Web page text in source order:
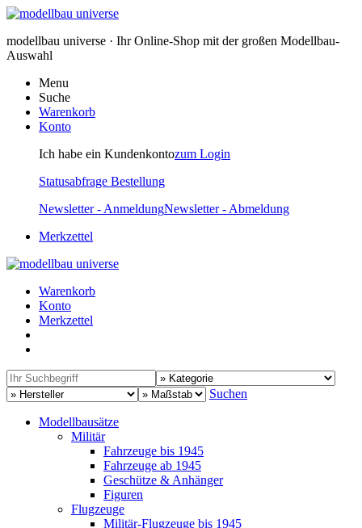
modellbau universe · Ihr Online-Shop mit der großen Modellbau-
Auswahl
Menu
Suche
Warenkorb
Konto
Ich habe ein Kundenkontozum Login
Statusabfrage Bestellung
Newsletter - AnmeldungNewsletter - Abmeldung
Merkzettel
Warenkorb
Konto
Merkzettel
Suchen
Modellbausätze
Militär
Fahrzeuge bis 1945
Fahrzeuge ab 1945
Geschütze & Anhänger
Figuren
Flugzeuge
Militär-Flugzeuge bis 1945